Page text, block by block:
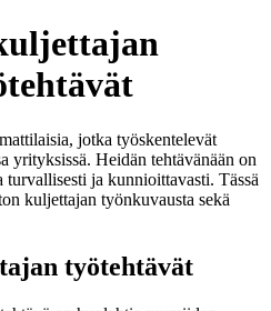
jotka työskentelevät
yrityksissä. Heidän tehtävänään on
turvallisesti ja kunnioittavasti. Tässä
kuljettajan työnkuvausta sekä
työtehtävät